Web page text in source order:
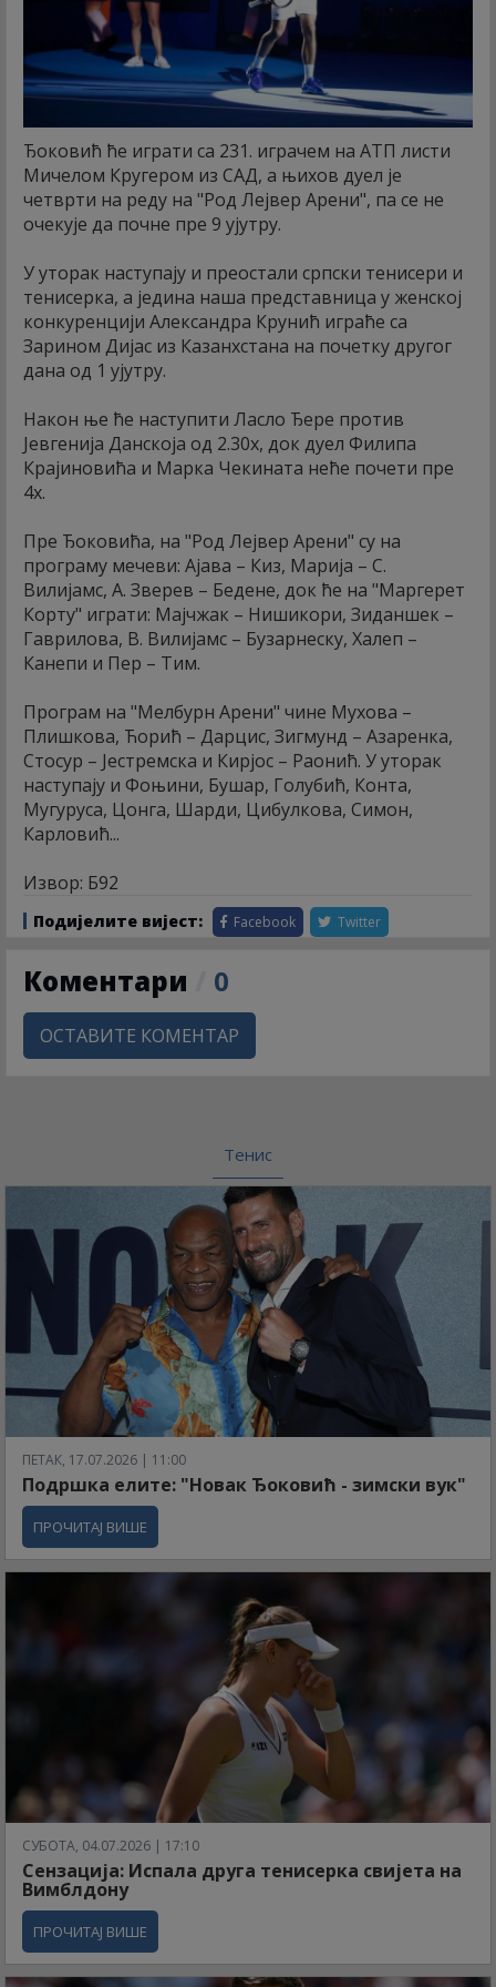
Ђоковић ће играти са 231. играчем на АТП листи
Мичелом Кругером из САД, а њихов дуел је
четврти на реду на "Род Лејвер Арени", па се не
очекује да почне пре 9 ујутру.
У уторак наступају и преостали српски тенисери и
тенисерка, а једина наша представница у женској
конкуренцији Александра Крунић играће са
Зарином Дијас из Казанхстана на почетку другог
дана од 1 ујутру.
Након ње ће наступити Ласло Ђере против
Јевгенија Данскоја од 2.30х, док дуел Филипа
Крајиновића и Марка Чекината неће почети пре
4х.
Пре Ђоковића, на "Род Лејвер Арени" су на
програму мечеви: Ајава – Киз, Марија – С.
Вилијамс, А. Зверев – Бедене, док ће на "Маргерет
Корту" играти: Мајчжак – Нишикори, Зиданшек –
Гаврилова, В. Вилијамс – Бузарнеску, Халеп –
Канепи и Пер – Тим.
Програм на "Мелбурн Арени" чине Мухова –
Плишкова, Ћорић – Дарцис, Зигмунд – Азаренка,
Стосур – Јестремска и Кирјос – Раонић. У уторак
наступају и Фоњини, Бушар, Голубић, Конта,
Мугуруса, Цонга, Шарди, Цибулкова, Симон,
Карловић...
Извор: Б92
Подијелите вијест: Facebook Twitter
Коментари 0
ОСТАВИТЕ КОМЕНТАР
Тенис
ПЕТАК, 17.07.2026 | 11:00
Подршка елите: "Новак Ђоковић - зимски вук"
ПРОЧИТАЈ ВИШЕ
СУБОТА, 04.07.2026 | 17:10
Сензација: Испала друга тенисерка свијета на
Вимблдону
ПРОЧИТАЈ ВИШЕ